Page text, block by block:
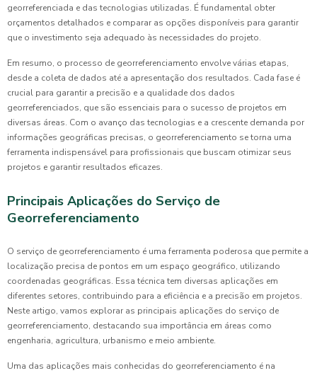
georreferenciada e das tecnologias utilizadas. É fundamental obter
orçamentos detalhados e comparar as opções disponíveis para garantir
que o investimento seja adequado às necessidades do projeto.
Em resumo, o processo de georreferenciamento envolve várias etapas,
desde a coleta de dados até a apresentação dos resultados. Cada fase é
crucial para garantir a precisão e a qualidade dos dados
georreferenciados, que são essenciais para o sucesso de projetos em
diversas áreas. Com o avanço das tecnologias e a crescente demanda por
informações geográficas precisas, o georreferenciamento se torna uma
ferramenta indispensável para profissionais que buscam otimizar seus
projetos e garantir resultados eficazes.
Principais Aplicações do Serviço de
Georreferenciamento
O serviço de georreferenciamento é uma ferramenta poderosa que permite a
localização precisa de pontos em um espaço geográfico, utilizando
coordenadas geográficas. Essa técnica tem diversas aplicações em
diferentes setores, contribuindo para a eficiência e a precisão em projetos.
Neste artigo, vamos explorar as principais aplicações do serviço de
georreferenciamento, destacando sua importância em áreas como
engenharia, agricultura, urbanismo e meio ambiente.
Uma das aplicações mais conhecidas do georreferenciamento é na